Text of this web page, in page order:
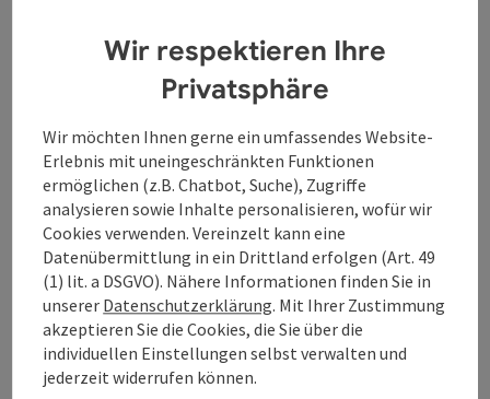
Öffnungszeiten
Auszeichnungen
Eignung
Barrierefreiheit
Wir respektieren Ihre
Privatsphäre
Wir möchten Ihnen gerne ein umfassendes Website-
Erlebnis mit uneingeschränkten Funktionen
ermöglichen (z.B. Chatbot, Suche), Zugriffe
analysieren sowie Inhalte personalisieren, wofür wir
Cookies verwenden. Vereinzelt kann eine
Datenübermittlung in ein Drittland erfolgen (Art. 49
(1) lit. a DSGVO). Nähere Informationen finden Sie in
unserer Datenschutzerklärung. Mit Ihrer Zustimmung
akzeptieren Sie die Cookies, die Sie über die
individuellen Einstellungen selbst verwalten und
jederzeit widerrufen können.